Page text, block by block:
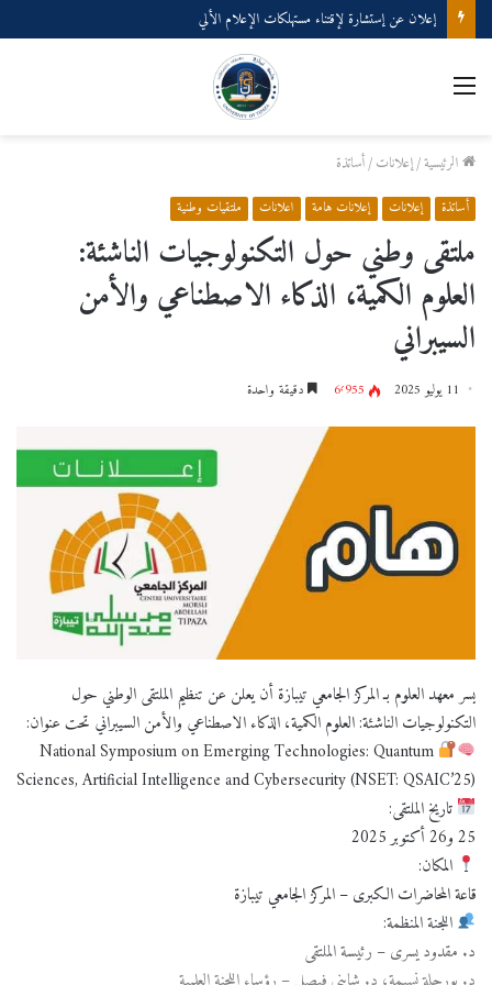
إعلان عن إستشارة لإقتناء مستهلكات الإعلام الألي
القائمة
الرئيسية/إعلانات/أساتذة
أساتذة إعلانات إعلانات هامة اعلانات ملتقيات وطنية
ملتقى وطني حول التكنولوجيات الناشئة:
العلوم الكمية، الذكاء الاصطناعي والأمن
السيبراني
11 يوليو 2025 6٬955 دقيقة واحدة
يسر معهد العلوم بـ المركز الجامعي تيبازة أن يعلن عن تنظيم الملتقى الوطني حول
التكنولوجيات الناشئة: العلوم الكمية، الذكاء الاصطناعي والأمن السيبراني تحت عنوان:
National Symposium on Emerging Technologies: Quantum
Sciences, Artificial Intelligence and Cybersecurity (NSET: QSAIC’25)
تاريخ الملتقى:
25 و26 أكتوبر 2025
المكان:
قاعة المحاضرات الكبرى – المركز الجامعي تيبازة
اللجنة المنظمة:
د. مقدود يسرى – رئيسة الملتقى